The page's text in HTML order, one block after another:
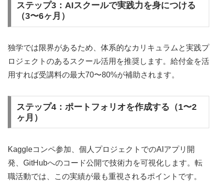
ステップ3：AIスクールで実践力を身につける
（3〜6ヶ月）
独学では限界があるため、体系的なカリキュラムと実践プ
ロジェクトのあるスクール活用を推奨します。給付金を活
用すれば受講料の最大70〜80%が補助されます。
ステップ4：ポートフォリオを作成する（1〜2
ヶ月）
Kaggleコンペ参加、個人プロジェクトでのAIアプリ開
発、GitHubへのコード公開で技術力を可視化します。転
職活動では、この実績が最も重視されるポイントです。